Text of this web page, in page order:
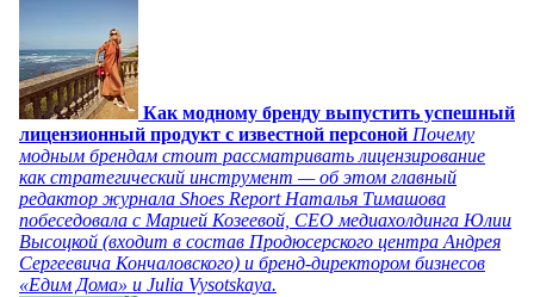
Как модному бренду выпустить успешный
лицензионный продукт с известной персоной Почему
модным брендам стоит рассматривать лицензирование
как стратегический инструмент — об этом главный
редактор журнала Shoes Report Наталья Тимашова
побеседовала с Марией Козеевой, СЕО медиахолдинга Юлии
Высоцкой (входит в состав Продюсерского центра Андрея
Сергеевича Кончаловского) и бренд-директором бизнесов
«Едим Дома» и Julia Vysotskaya.